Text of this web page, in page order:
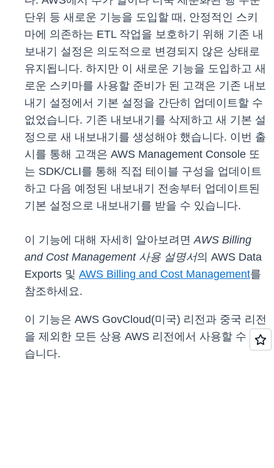
단위 등 새로운 기능을 도입할 때, 안정적인 스키
마에 의존하는 ETL 작업을 보호하기 위해 기존 내
보내기 설정은 의도적으로 변경되지 않은 상태로
유지됩니다. 하지만 이 새로운 기능을 도입하고 새
로운 스키마를 사용할 준비가 된 고객은 기존 내보
내기 설정에서 기본 설정을 간단히 업데이트할 수
없었습니다. 기존 내보내기를 삭제하고 새 기본 설
정으로 새 내보내기를 생성해야 했습니다. 이번 출
시를 통해 고객은 AWS Management Console 또
는 SDK/CLI를 통해 직접 테이블 구성을 업데이트
하고 다음 예정된 내보내기 전송부터 업데이트된
기본 설정으로 내보내기를 받을 수 있습니다.
이 기능에 대해 자세히 알아보려면AWS Billing
and Cost Management 사용 설명서의 AWS Data
Exports 및 AWS Billing and Cost Management를
참조하세요.
이 기능은 AWS GovCloud(미국) 리전과 중국 리전
을 제외한 모든 상용 AWS 리전에서 사용할 수 있
습니다.